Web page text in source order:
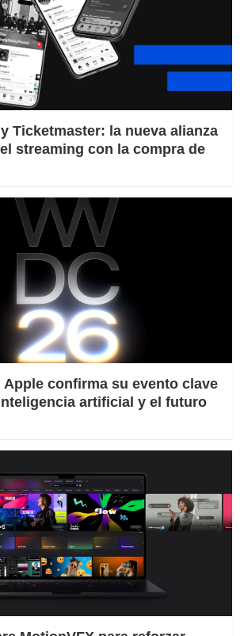
Ticketmaster: la nueva alianza
streaming con la compra de
Apple confirma su evento clave
artificial y el futuro